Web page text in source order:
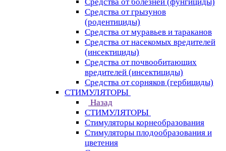
Средства от грызунов
(родентициды)
Средства от муравьев и тараканов
Средства от насекомых вредителей
(инсектициды)
Средства от почвообитающих
вредителей (инсектициды)
Средства от сорняков (гербициды)
СТИМУЛЯТОРЫ
Назад
СТИМУЛЯТОРЫ
Стимуляторы корнеобразования
Стимуляторы плодообразования и
цветения